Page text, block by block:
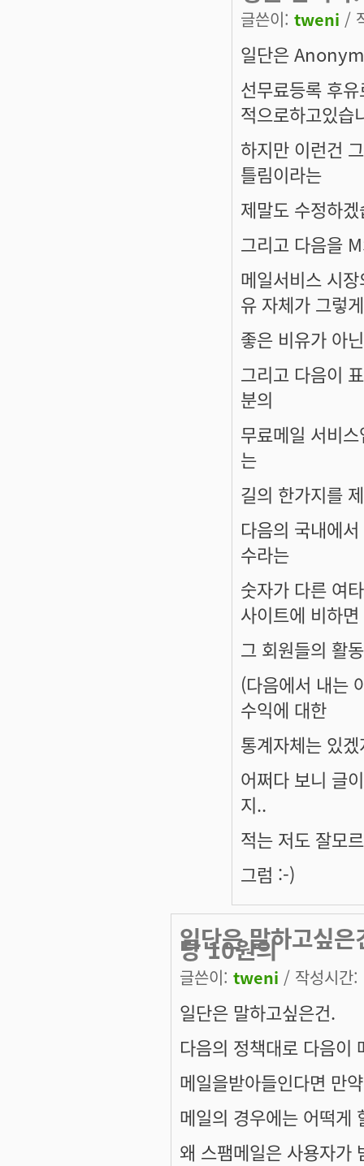
글쓴이: tweni /
일단은
선무료등록 후
적으로하고있습
하지만 이런건
틀림이라는
제말도 수정하
그리고 다음을
메일서비스 시
유 자체가 그렇게
좋은 비유가 아
그리고 다음이
분의
무료메일 서비
는
길의 한가지를
다음의 국내에
수라는
숫자가 다른 여
사이트에 비하면
그 회원들의 활
(다음에서 내는
수익에 대한
통계자체는 있
어쩌다 보니 글
지..
적는 저도 잘모
그럼 :-)
일단은 말하고싶
당 10원의
글쓴이: tweni / 작성시간
일단은 말하고싶은건.
다음의 정책대로 다음이
메일을받아들인다면 만
메일의 경우에는 어떡게
왜 스팸메일은 사용자가